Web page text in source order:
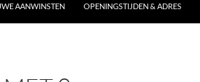
AANWINSTEN OPENINGSTIJDEN & ADRES